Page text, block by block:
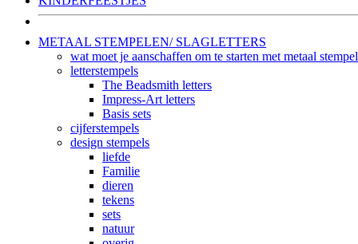
METAAL STEMPELEN/ SLAGLETTERS
wat moet je aanschaffen om te starten met metaal
letterstempels
The Beadsmith letters
Impress-Art letters
Basis sets
cijferstempels
design stempels
liefde
Familie
dieren
tekens
sets
natuur